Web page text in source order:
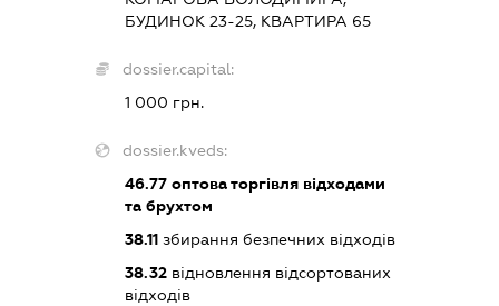
БУДИНОК 23-25, КВАРТИРА 65
dossier.capital:
1 000 грн.
dossier.kveds:
46.77 оптова торгівля відходами
та брухтом
38.11 збирання безпечних відходів
38.32 відновлення відсортованих
відходів